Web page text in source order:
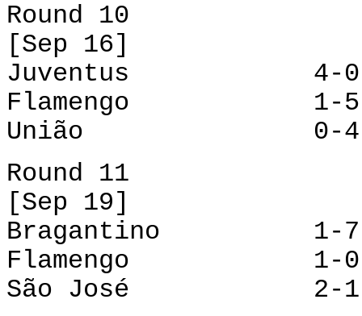
Round 10
[Sep 16]
Juventus 4-0
Flamengo 1-5
União 0-4
Round 11
[Sep 19]
Bragantino 1-7
Flamengo 1-0
São José 2-1